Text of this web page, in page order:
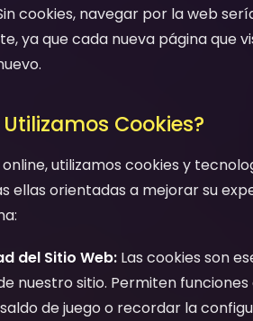
cookies, navegar por la web
ya que cada nueva página que
Utilizamos Cookies?
utilizamos cookies y
ellas orientadas a mejorar su
del Sitio Web: Las cookies son
nuestro sitio. Permiten
de juego o recordar la